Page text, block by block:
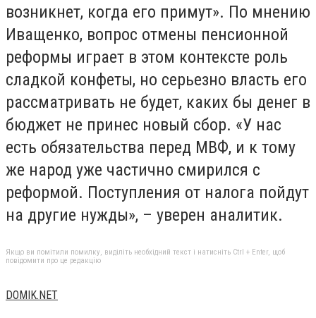
возникнет, когда его примут». По мнению
Иващенко, вопрос отмены пенсионной
реформы играет в этом контексте роль
сладкой конфеты, но серьезно власть его
рассматривать не будет, каких бы денег в
бюджет не принес новый сбор. «У нас
есть обязательства перед МВФ, и к тому
же народ уже частично смирился с
реформой. Поступления от налога пойдут
на другие нужды», – уверен аналитик.
Якщо ви помітили помилку, виділіть необхідний текст і натисніть Ctrl + Enter, щоб
повідомити про це редакцію
DOMIK.NET